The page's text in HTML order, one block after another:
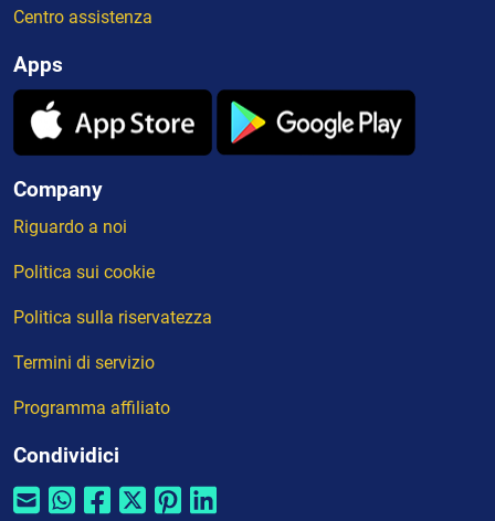
Centro assistenza
Apps
Company
Riguardo a noi
Politica sui cookie
Politica sulla riservatezza
Termini di servizio
Programma affiliato
Condividici